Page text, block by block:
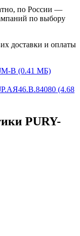
по России —
по выбору
доставки и оплаты
B (0.41 МБ)
(4.68
PURY-